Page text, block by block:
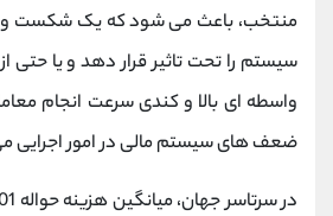
منتخب، باعث می شود که یک شکست و
سیستم را تحت تاثیر قرار دهد و یا حتی
واسطه ای بالا و کندی سرعت انجام
ضعف های سیستم مالی در امور اجرایی